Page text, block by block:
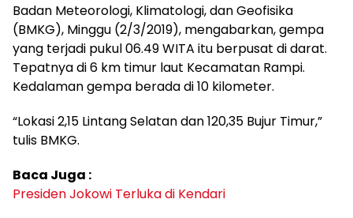
Badan Meteorologi, Klimatologi, dan Geofisika
(BMKG), Minggu (2/3/2019), mengabarkan, gempa
yang terjadi pukul 06.49 WITA itu berpusat di darat.
Tepatnya di 6 km timur laut Kecamatan Rampi.
Kedalaman gempa berada di 10 kilometer.
“Lokasi 2,15 Lintang Selatan dan 120,35 Bujur Timur,”
tulis BMKG.
Baca Juga :
Presiden Jokowi Terluka di Kendari